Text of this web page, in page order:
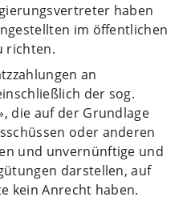
haben
im öffentlichen
richten.
an
der sog.
die auf der Grundlage
oder anderen
und unvernünftige und
darstellen, auf
kein Anrecht haben.